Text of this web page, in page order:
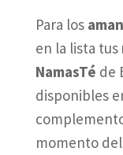
Para los
en la lista tus
NamasTé de
disponibles
momento